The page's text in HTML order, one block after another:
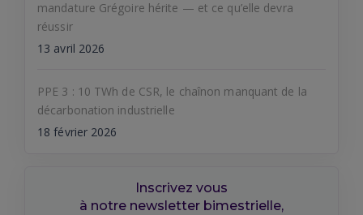
mandature Grégoire hérite — et ce qu’elle devra
réussir
13 avril 2026
PPE 3 : 10 TWh de CSR, le chaînon manquant de la
décarbonation industrielle
18 février 2026
Inscrivez vous
à notre newsletter bimestrielle,